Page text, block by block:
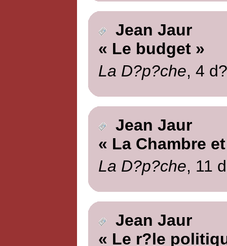
Jean Jaur
« Le budget »
La D?p?che, 4
Jean Jaur
« La Chambre
La D?p?che, 11
Jean Jaur
« Le r?le